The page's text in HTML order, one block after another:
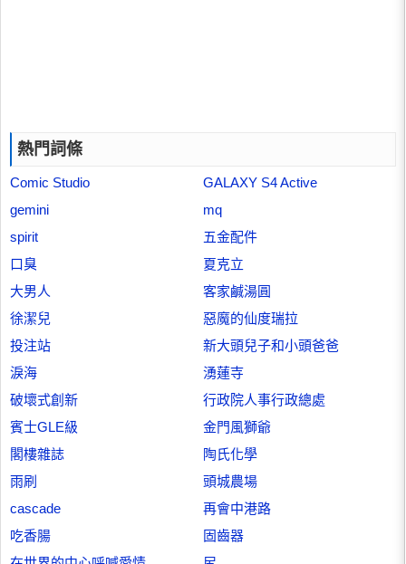
熱門詞條
Comic Studio
GALAXY S4 Active
gemini
mq
spirit
五金配件
口臭
夏克立
大男人
客家鹹湯圓
徐潔兒
惡魔的仙度瑞拉
投注站
新大頭兒子和小頭爸爸
淚海
湧蓮寺
破壞式創新
行政院人事行政總處
賓士GLE級
金門風獅爺
閣樓雜誌
陶氏化學
雨刷
頭城農場
cascade
再會中港路
吃香腸
固齒器